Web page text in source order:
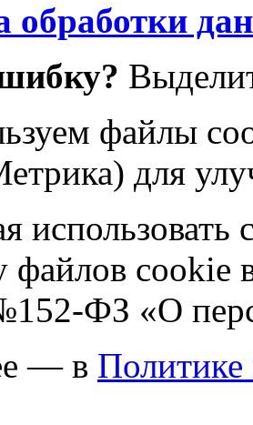
обработки
файлы
для
использовать
файлов cookie
ФЗ «О
— в Политике